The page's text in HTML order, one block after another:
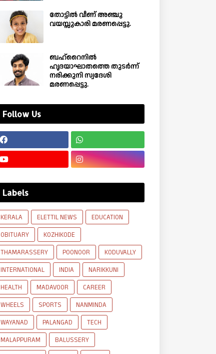
തോട്ടിൽ വീണ് അഞ്ചു
വയസ്സുകാരി മരണപ്പെട്ടു.
ബഹ്‌റൈനിൽ
ഹൃദയാഘാതത്തെ തുടർന്ന്
നരിക്കുനി സ്വദേശി
മരണപ്പെട്ടു.
Follow Us
Labels
KERALA ELETTIL NEWS
EDUCATION
OBITUARY
KOZHIKODE
THAMARASSERY
POONOOR
KODUVALLY
INTERNATIONAL
INDIA
NARIKKUNI
HEALTH
MADAVOOR
CAREER
WHEELS
SPORTS
NANMINDA
WAYANAD
PALANGAD
TECH
MALAPPURAM
BALUSSERY